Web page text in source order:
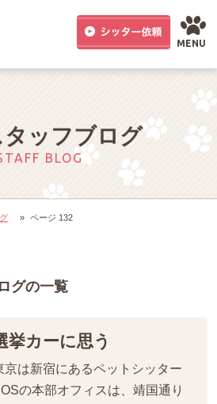
MENU
ッフブログ
BLOG
» ページ 132
グの一覧
挙カーに思う
京は新宿にあるペットシッター
の本部オフィスは、靖国通り